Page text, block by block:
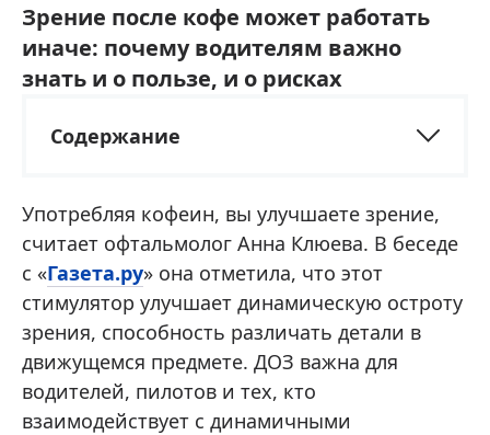
Зрение после кофе может работать
иначе: почему водителям важно
знать и о пользе, и о рисках
Содержание
Употребляя кофеин, вы улучшаете зрение,
считает офтальмолог Анна Клюева. В беседе
с «Газета.ру» она отметила, что этот
стимулятор улучшает динамическую остроту
зрения, способность различать детали в
движущемся предмете. ДОЗ важна для
водителей, пилотов и тех, кто
взаимодействует с динамичными